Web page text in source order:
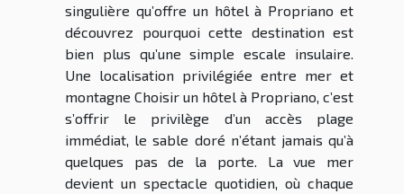
singulière qu’offre un hôtel à Propriano et
découvrez pourquoi cette destination est
bien plus qu’une simple escale insulaire.
Une localisation privilégiée entre mer et
montagne Choisir un hôtel à Propriano, c’est
s’offrir le privilège d’un accès plage
immédiat, le sable doré n’étant jamais qu’à
quelques pas de la porte. La vue mer
devient un spectacle quotidien, où chaque